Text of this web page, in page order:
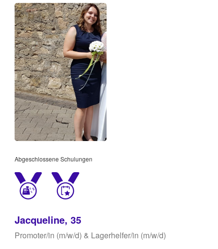
Abgeschlossene Schulungen
Jacqueline, 35
Promoter/in (m/w/d) & Lagerhelfer/in (m/w/d)